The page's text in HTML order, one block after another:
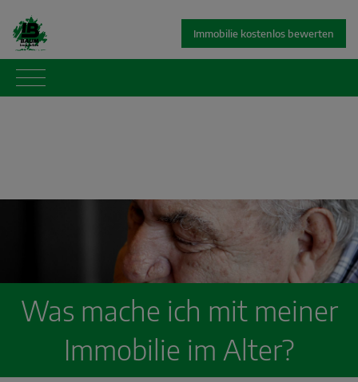
Immobilie kostenlos bewerten
Was mache ich mit meiner
Immobilie im Alter?